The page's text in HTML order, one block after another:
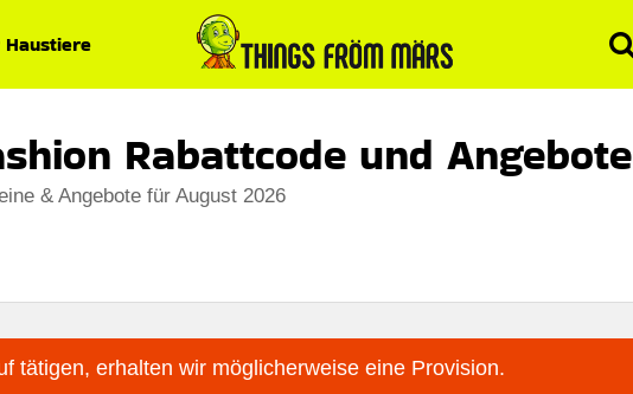
Haustiere
Rabattcode und Angebote
& Angebote für August 2026
tätigen, erhalten wir möglicherweise eine Provision.